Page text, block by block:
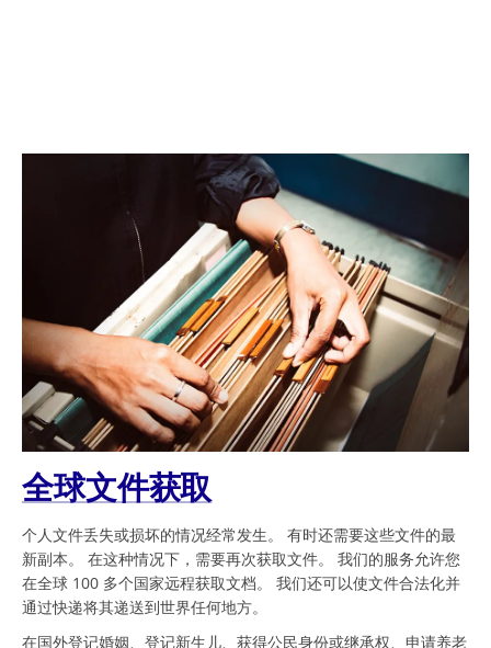
全球文件获取
个人文件丢失或损坏的情况经常发生。 有时还需要这些文件的最
新副本。 在这种情况下，需要再次获取文件。 我们的服务允许您
在全球 100 多个国家远程获取文档。 我们还可以使文件合法化并
通过快递将其递送到世界任何地方。
在国外登记婚姻、登记新生儿、获得公民身份或继承权、申请养老